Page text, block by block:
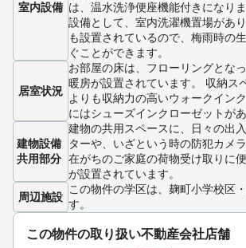
室内設備 は、温水洗浄便座機能付きになり
設備として、室内洗濯機置場があ
も設置されているので、梅雨時の
ぐことができます。
居室状況
お部屋の床は、フローリングとな
暖房が設置されています。 収納ス
よりも収納力の高いウォークイン
にはシューズインクローゼットがあ
建物設備
共用部分
建物の共用スペースに、日々の出
ターや、いざという時の防犯カメ
在がちのご家庭の荷物受け取りに
が設置されています。
周辺施設
この物件の学区は、麹町小学校区
す。
この物件の取り扱い不動産会社店舗